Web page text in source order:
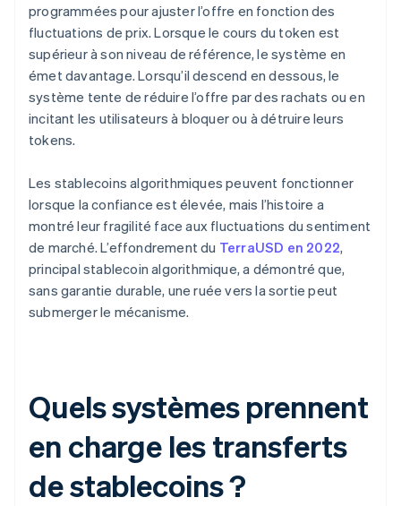
programmées pour ajuster l’offre en fonction des
fluctuations de prix. Lorsque le cours du token est
supérieur à son niveau de référence, le système en
émet davantage. Lorsqu’il descend en dessous, le
système tente de réduire l’offre par des rachats ou en
incitant les utilisateurs à bloquer ou à détruire leurs
tokens.
Les stablecoins algorithmiques peuvent fonctionner
lorsque la confiance est élevée, mais l’histoire a
montré leur fragilité face aux fluctuations du sentiment
de marché. L’effondrement du TerraUSD en 2022,
principal stablecoin algorithmique, a démontré que,
sans garantie durable, une ruée vers la sortie peut
submerger le mécanisme.
Quels systèmes prennent
en charge les transferts
de stablecoins ?